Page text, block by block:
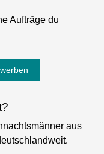
Aufträge du
aus